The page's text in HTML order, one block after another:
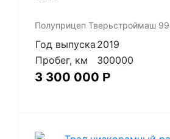
Полуприцеп Тверьстроймаш
Год выпуска 2019
Пробег, км
300000
3 300 000 Р